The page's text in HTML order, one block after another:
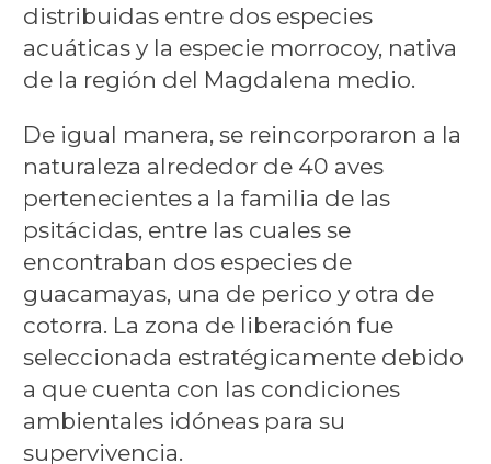
distribuidas entre dos especies
acuáticas y la especie morrocoy, nativa
de la región del Magdalena medio.
De igual manera, se reincorporaron a la
naturaleza alrededor de 40 aves
pertenecientes a la familia de las
psitácidas, entre las cuales se
encontraban dos especies de
guacamayas, una de perico y otra de
cotorra. La zona de liberación fue
seleccionada estratégicamente debido
a que cuenta con las condiciones
ambientales idóneas para su
supervivencia.